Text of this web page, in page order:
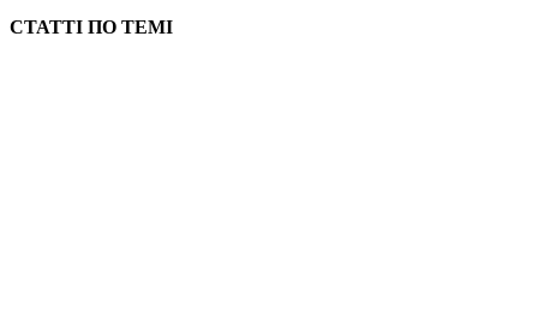
СТАТТІ ПО ТЕМІ